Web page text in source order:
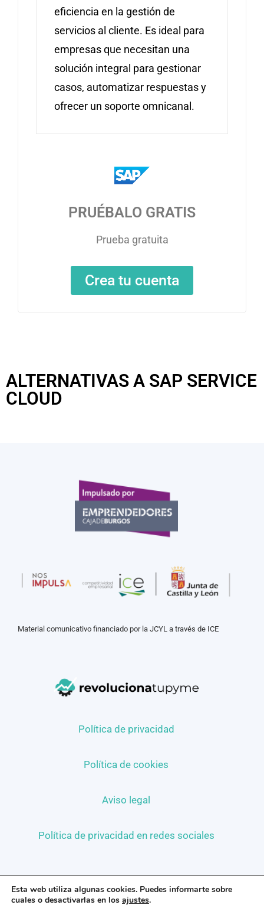
eficiencia en la gestión de
servicios al cliente. Es ideal para
empresas que necesitan una
solución integral para gestionar
casos, automatizar respuestas y
ofrecer un soporte omnicanal.
PRUÉBALO GRATIS
Prueba gratuita
Crea tu cuenta
ALTERNATIVAS A SAP SERVICE
CLOUD
Material comunicativo financiado por la JCYL a través de ICE
Política de privacidad
Política de cookies
Aviso legal
Política de privacidad en redes sociales
Esta web utiliza algunas cookies. Puedes informarte sobre
cuales o desactivarlas en los ajustes.